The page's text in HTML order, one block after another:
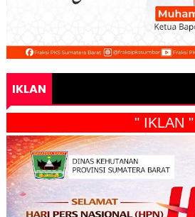
IKLAN
"